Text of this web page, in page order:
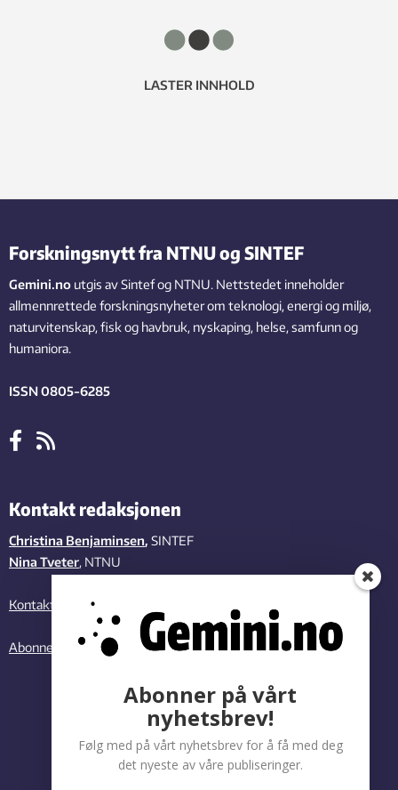
LASTER INNHOLD
Forskningsnytt fra NTNU og SINTEF
Gemini.no utgis av Sintef og NTNU. Nettstedet inneholder
allmennrettede forskningsnyheter om teknologi, energi og miljø,
naturvitenskap, fisk og havbruk, nyskaping, helse, samfunn og
humaniora.
ISSN 0805-6285
Kontakt redaksjonen
Christina Benjaminsen, SINTEF
Nina Tveter, NTNU
Kontakt oss
Abonner på vårt nyhetsbrev
Abonner på vårt
nyhetsbrev!
Følg med på vårt nyhetsbrev for å få med deg
det nyeste av våre publiseringer.